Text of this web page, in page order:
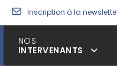
Inscription à la
NOS
INTERVENANTS